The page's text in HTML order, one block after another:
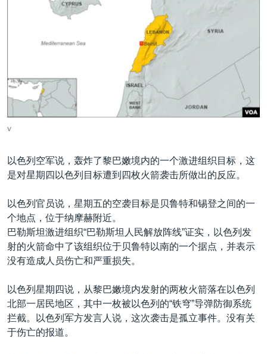
检
索
全球议题
经济·金融·贸易
环境
美中关系
美国建国250周年
美国之音专访
重要讲话与声明
台海两岸关系
南中国海争端
关注西藏
关注新疆
GEN Z 看美国
中文广播
关注我们
其他语言网站
v
以色列空军说，轰炸了黎巴嫩境内的一个激进组织目标，这
是对星期四以色列目标遭到四枚火箭袭击所做出的反应。
以色列官员说，星期五的空袭目标是贝鲁特和锡登之间的一
个地点，位于纳摩赫附近。
巴勒斯坦激进组织“巴勒斯坦人民解放阵线”证实，以色列发
射的火箭命中了该组织位于贝鲁特以南的一个据点，并表示
没有造成人员伤亡和严重损失。
以色列星期四说，从黎巴嫩境内发射的两枚火箭落在以色列
北部一居民地区，其中一枚被以色列的“铁穹”导弹防御系统
拦截。以色列军方发言人说，这次袭击是孤立事件。没有关
于伤亡的报道。